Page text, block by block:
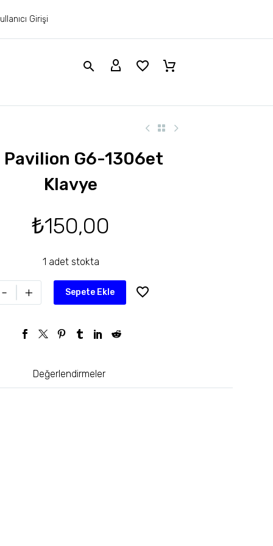
Girişi
Pavilion G6-1306et
Klavye
₺150,00
1 adet stokta
- + Sepete Ekle
Değerlendirmeler